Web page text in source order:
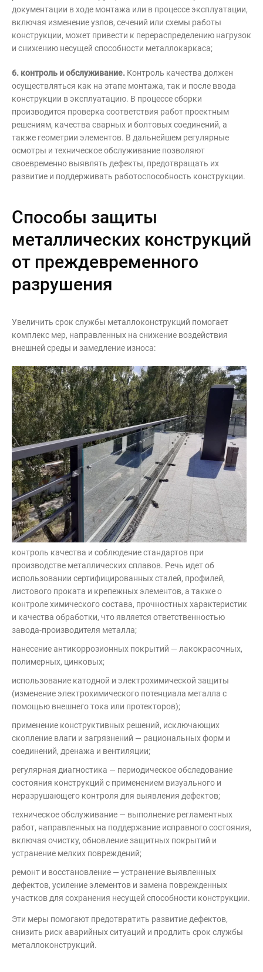
документации в ходе монтажа или в процессе эксплуатации,
включая изменение узлов, сечений или схемы работы
конструкции, может привести к перераспределению нагрузок
и снижению несущей способности металлокаркаса;
6. контроль и обслуживание. Контроль качества должен
осуществляться как на этапе монтажа, так и после ввода
конструкции в эксплуатацию. В процессе сборки
производится проверка соответствия работ проектным
решениям, качества сварных и болтовых соединений, а
также геометрии элементов. В дальнейшем регулярные
осмотры и техническое обслуживание позволяют
своевременно выявлять дефекты, предотвращать их
развитие и поддерживать работоспособность конструкции.
Способы защиты
металлических конструкций
от преждевременного
разрушения
Увеличить срок службы металлоконструкций помогает
комплекс мер, направленных на снижение воздействия
внешней среды и замедление износа:
контроль качества и соблюдение стандартов при
производстве металлических сплавов. Речь идет об
использовании сертифицированных сталей, профилей,
листового проката и крепежных элементов, а также о
контроле химического состава, прочностных характеристик
и качества обработки, что является ответственностью
завода-производителя металла;
нанесение антикоррозионных покрытий — лакокрасочных,
полимерных, цинковых;
использование катодной и электрохимической защиты
(изменение электрохимического потенциала металла с
помощью внешнего тока или протекторов);
применение конструктивных решений, исключающих
скопление влаги и загрязнений — рациональных форм и
соединений, дренажа и вентиляции;
регулярная диагностика — периодическое обследование
состояния конструкций с применением визуального и
неразрушающего контроля для выявления дефектов;
техническое обслуживание — выполнение регламентных
работ, направленных на поддержание исправного состояния,
включая очистку, обновление защитных покрытий и
устранение мелких повреждений;
ремонт и восстановление — устранение выявленных
дефектов, усиление элементов и замена поврежденных
участков для сохранения несущей способности конструкции.
Эти меры помогают предотвратить развитие дефектов,
снизить риск аварийных ситуаций и продлить срок службы
металлоконструкций.